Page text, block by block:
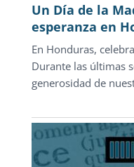
adolescentes
representa
sólo
1.3%
de
carpetas
de
investigación
Un Día de la
esperanza en
En Honduras,
Durante las últimas
generosidad de